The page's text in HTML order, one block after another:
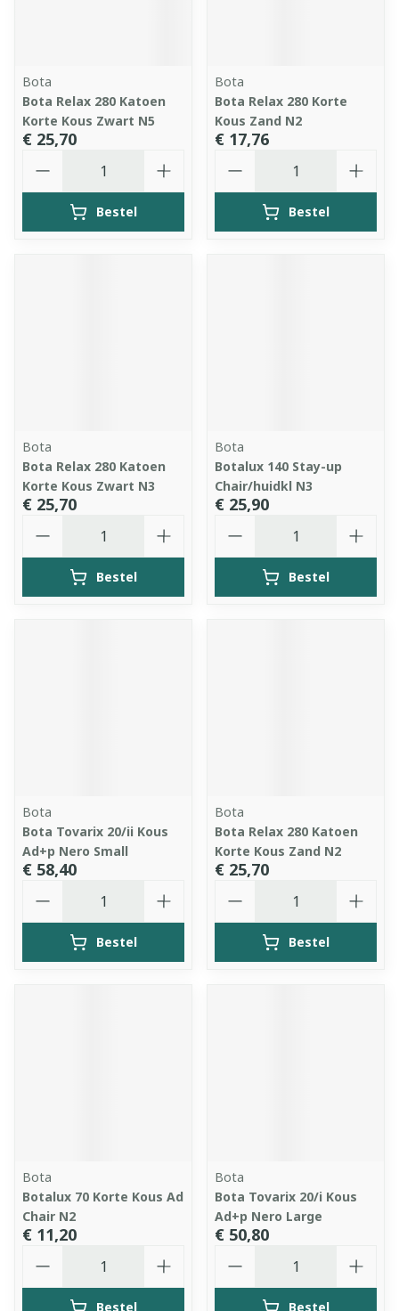
Bota
Bota Relax 280 Katoen
Korte Kous Zwart N5
€ 25,70
Bestel
Bota
Bota Relax 280 Korte
Kous Zand N2
€ 17,76
Bestel
Bota
Bota Relax 280 Katoen
Korte Kous Zwart N3
€ 25,70
Bestel
Bota
Botalux 140 Stay-up
Chair/huidkl N3
€ 25,90
Bestel
Bota
Bota Tovarix 20/ii Kous
Ad+p Nero Small
€ 58,40
Bestel
Bota
Bota Relax 280 Katoen
Korte Kous Zand N2
€ 25,70
Bestel
Bota
Botalux 70 Korte Kous Ad
Chair N2
€ 11,20
Bestel
Bota
Bota Tovarix 20/i Kous
Ad+p Nero Large
€ 50,80
Bestel